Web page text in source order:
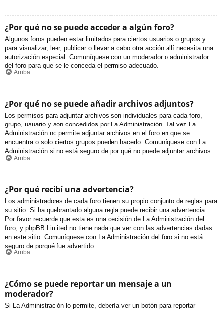
¿Por qué no se puede acceder a algún foro?
Algunos foros pueden estar limitados para ciertos usuarios o grupos y
para visualizar, leer, publicar o llevar a cabo otra acción allí necesita una
autorización especial. Comuníquese con un moderador o administrador
del foro para que se le conceda el permiso adecuado.
Arriba
¿Por qué no se puede añadir archivos adjuntos?
Los permisos para adjuntar archivos son individuales para cada foro,
grupo, usuario y son concedidos por La Administración. Tal vez La
Administración no permite adjuntar archivos en el foro en que se
encuentra o solo ciertos grupos pueden hacerlo. Comuníquese con La
Administración si no está seguro de por qué no puede adjuntar archivos.
Arriba
¿Por qué recibí una advertencia?
Los administradores de cada foro tienen su propio conjunto de reglas para
su sitio. Si ha quebrantado alguna regla puede recibir una advertencia.
Por favor recuerde que esta es una decisión de La Administración del
foro, y phpBB Limited no tiene nada que ver con las advertencias dadas
en este sitio. Comuníquese con La Administración del foro si no está
seguro de porqué fue advertido.
Arriba
¿Cómo se puede reportar un mensaje a un
moderador?
Si La Administración lo permite, debería ver un botón para reportar